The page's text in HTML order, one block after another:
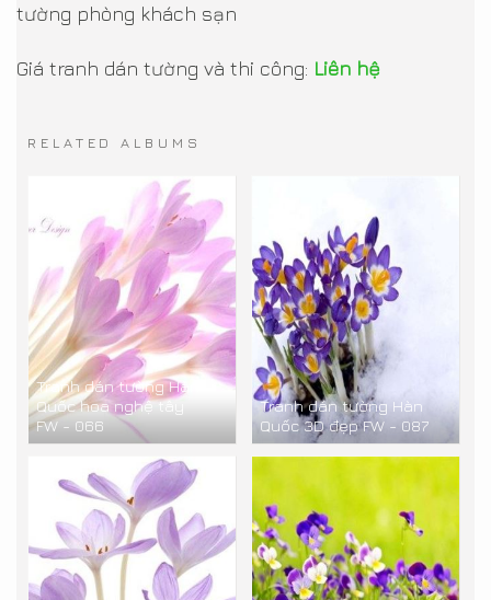
tường phòng khách sạn
Giá tranh dán tường và thi công: Liên hệ
RELATED ALBUMS
Tranh dán tường Hàn
Quốc hoa nghệ tây
FW - 066
Tranh dán tường Hàn
Quốc 3D đẹp FW - 087